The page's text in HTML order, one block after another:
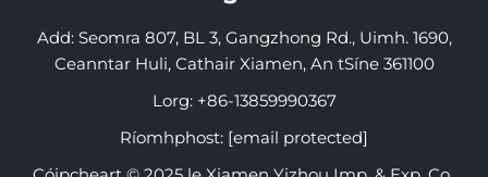
Add: Seomra 807, BL 3, Gangzhong Rd., Uimh. 1690,
Ceanntar Huli, Cathair Xiamen, An tSíne 361100
Lorg: +86-13859990367
Ríomhphost: [email protected]